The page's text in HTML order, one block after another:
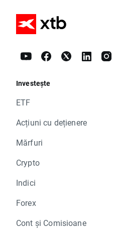
Investește
ETF
Acțiuni cu dețienere
Mărfuri
Crypto
Indici
Forex
Cont și Comisioane